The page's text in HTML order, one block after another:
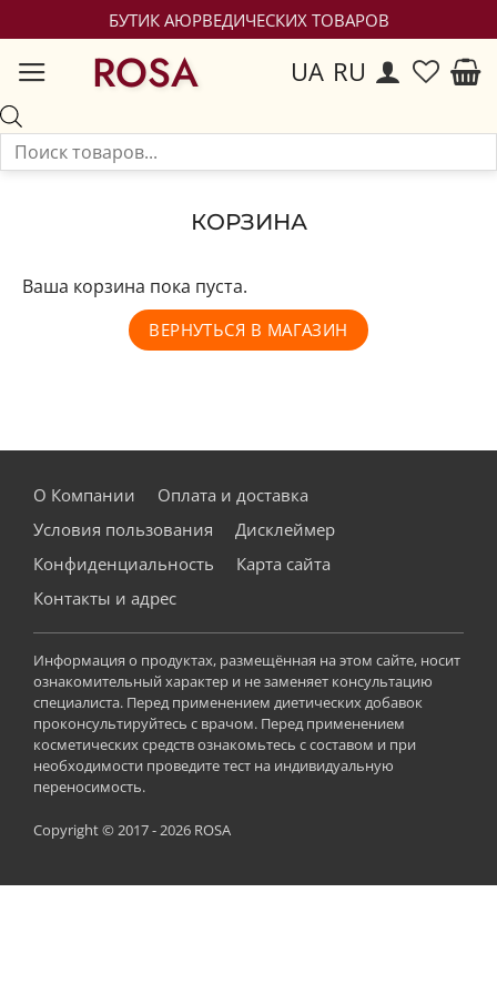
БУТИК АЮРВЕДИЧЕСКИХ ТОВАРОВ
ROSA UA RU
КОРЗИНА
Ваша корзина пока пуста.
ВЕРНУТЬСЯ В МАГАЗИН
О Компании
Оплата и доставка
Условия пользования
Дисклеймер
Конфиденциальность
Карта сайта
Контакты и адрес
Информация о продуктах, размещённая на этом сайте, носит
ознакомительный характер и не заменяет консультацию
специалиста. Перед применением диетических добавок
проконсультируйтесь с врачом. Перед применением
косметических средств ознакомьтесь с составом и при
необходимости проведите тест на индивидуальную
переносимость.
Copyright © 2017 - 2026 ROSA